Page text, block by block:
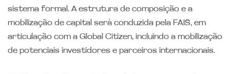
sistema formal. A estrutura de composição e a
mobilização de capital será conduzida pela FAIS, em
articulação com a Global Citizen, incluindo a mobilização
de potenciais investidores e parceiros internacionais.